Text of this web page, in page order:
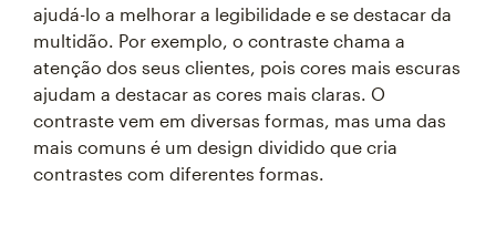
ajudá-lo a melhorar a legibilidade e se destacar da
multidão. Por exemplo, o contraste chama a
atenção dos seus clientes, pois cores mais escuras
ajudam a destacar as cores mais claras. O
contraste vem em diversas formas, mas uma das
mais comuns é um design dividido que cria
contrastes com diferentes formas.